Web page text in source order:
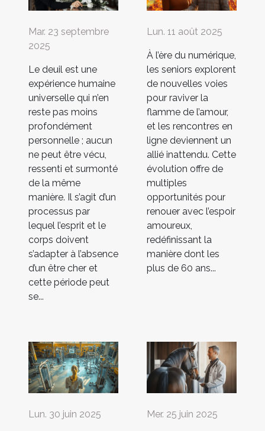
Mar. 23 septembre
2025
Le deuil est une
expérience humaine
universelle qui n’en
reste pas moins
profondément
personnelle ; aucun
ne peut être vécu,
ressenti et surmonté
de la même
manière. Il s’agit d’un
processus par
lequel l’esprit et le
corps doivent
s’adapter à l’absence
d’un être cher et
cette période peut
se...
Lun. 11 août 2025
À l’ère du numérique,
les seniors explorent
de nouvelles voies
pour raviver la
flamme de l’amour,
et les rencontres en
ligne deviennent un
allié inattendu. Cette
évolution offre de
multiples
opportunités pour
renouer avec l’espoir
amoureux,
redéfinissant la
manière dont les
plus de 60 ans...
Lun. 30 juin 2025 Mer. 25 juin 2025